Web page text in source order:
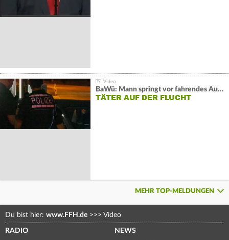
BaWü: Mann springt vor fahrendes Auto und schießt
TÄTER AUF DER FLUCHT
MEHR TOP-MELDUNGEN
Du bist hier: www.FFH.de >>> Video
RADIO NEWS